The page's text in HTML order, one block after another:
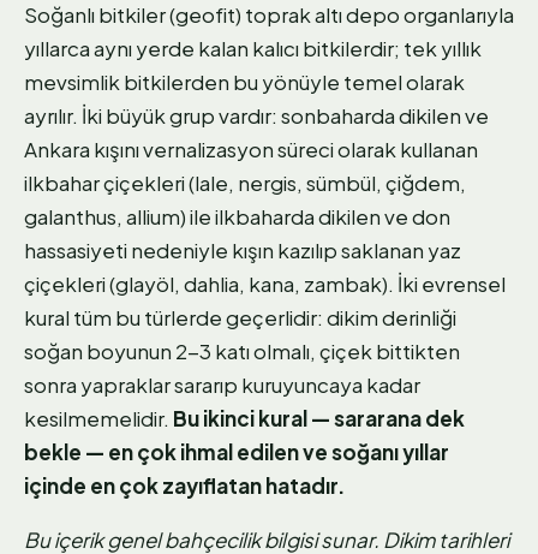
Soğanlı bitkiler (geofit) toprak altı depo organlarıyla
yıllarca aynı yerde kalan kalıcı bitkilerdir; tek yıllık
mevsimlik bitkilerden bu yönüyle temel olarak
ayrılır. İki büyük grup vardır: sonbaharda dikilen ve
Ankara kışını vernalizasyon süreci olarak kullanan
ilkbahar çiçekleri (lale, nergis, sümbül, çiğdem,
galanthus, allium) ile ilkbaharda dikilen ve don
hassasiyeti nedeniyle kışın kazılıp saklanan yaz
çiçekleri (glayöl, dahlia, kana, zambak). İki evrensel
kural tüm bu türlerde geçerlidir: dikim derinliği
soğan boyunun 2-3 katı olmalı, çiçek bittikten
sonra yapraklar sararıp kuruyuncaya kadar
kesilmemelidir. Bu ikinci kural — sararana dek
bekle — en çok ihmal edilen ve soğanı yıllar
içinde en çok zayıflatan hatadır.
Bu içerik genel bahçecilik bilgisi sunar. Dikim tarihleri